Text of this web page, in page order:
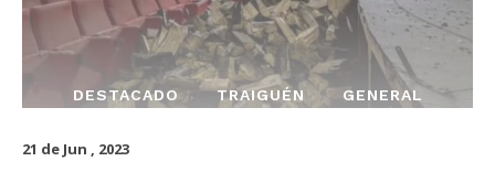
DESTACADO TRAIGUÉN GENERAL
21 de Jun , 2023